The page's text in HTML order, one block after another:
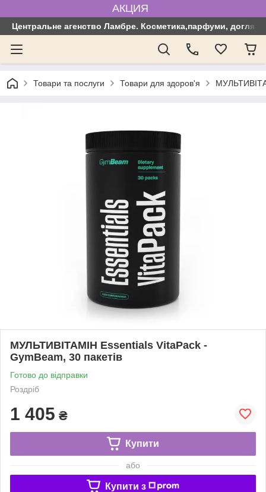
АКЦИЯ
Центральне агенство Ламбре. Косметика,парфуми, догляд
Товари та послуги Товари для здоров'я
МУЛЬТИВІТАМІН Essentials VitaPack -
GymBeam, 30 пакетів
Готово до відправки
Роздріб
1 405 ₴
Купити
або
Купити з